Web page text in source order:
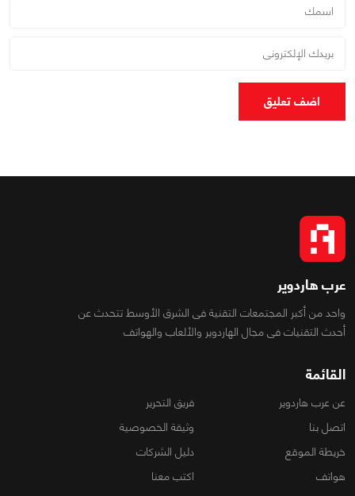
اضف تعليق
عرب هاردوير
واحد من أكبر المجتمعات التقنية فى الشرق الأوسط تتحدث عن
أحدث التقنيات فى مجال الهاردوير والألعاب والهواتف
القائمة
عن عرب هاردوير
فريق التحرير
اتصل بنا
وثيقة الخصوصية
خريطة الموقع
دليل الشركات
هواتف
اكتب معنا